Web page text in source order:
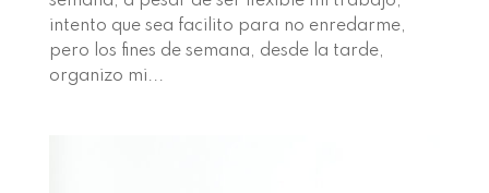
intento que sea facilito para no enredarme,
pero los fines de semana, desde la tarde,
organizo mi...